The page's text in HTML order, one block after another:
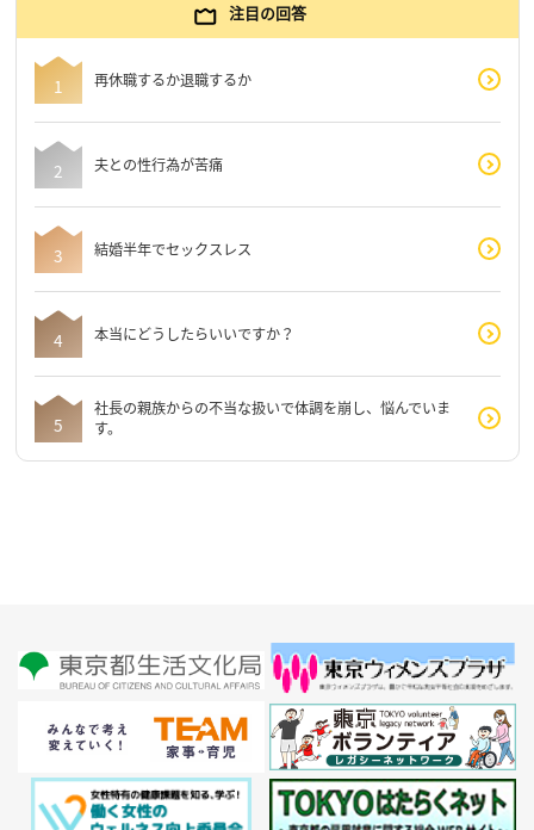
注目の回答
再休職するか退職するか
夫との性行為が苦痛
結婚半年でセックスレス
本当にどうしたらいいですか？
社長の親族からの不当な扱いで体調を崩し、悩んでいま
す。